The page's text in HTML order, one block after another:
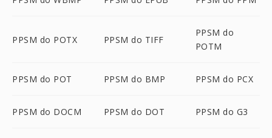
PPSM do POTX PPSM do TIFF
PPSM do
POTM
PPSM do POT PPSM do BMP PPSM do PCX
PPSM do DOCM PPSM do DOT PPSM do G3